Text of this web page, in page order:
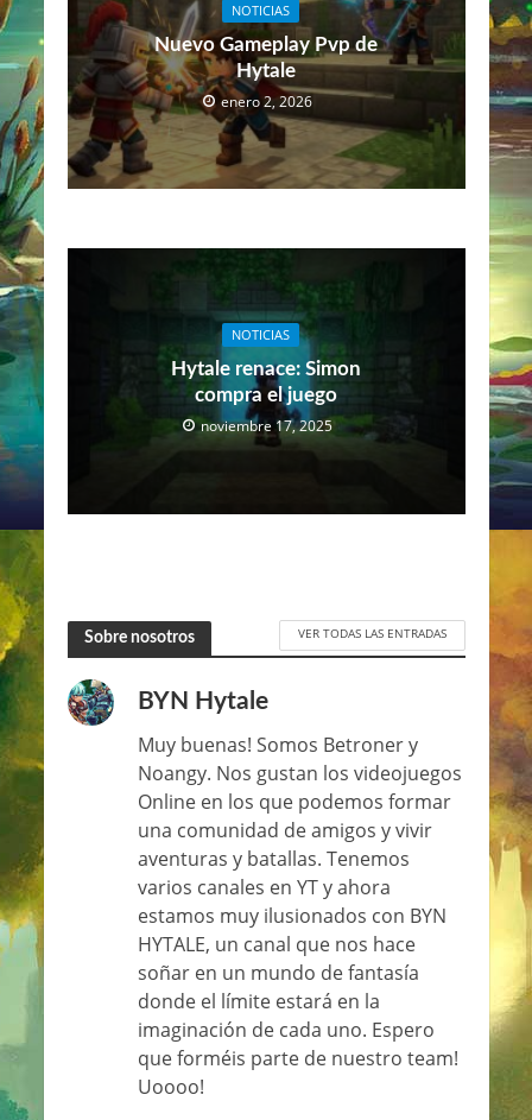
NOTICIAS
Nuevo Gameplay Pvp de
Hytale
enero 2, 2026
NOTICIAS
Hytale renace: Simon
compra el juego
noviembre 17, 2025
Sobre nosotros VER TODAS LAS ENTRADAS
BYN Hytale
Muy buenas! Somos Betroner y
Noangy. Nos gustan los videojuegos
Online en los que podemos formar
una comunidad de amigos y vivir
aventuras y batallas. Tenemos
varios canales en YT y ahora
estamos muy ilusionados con BYN
HYTALE, un canal que nos hace
soñar en un mundo de fantasía
donde el límite estará en la
imaginación de cada uno. Espero
que forméis parte de nuestro team!
Uoooo!